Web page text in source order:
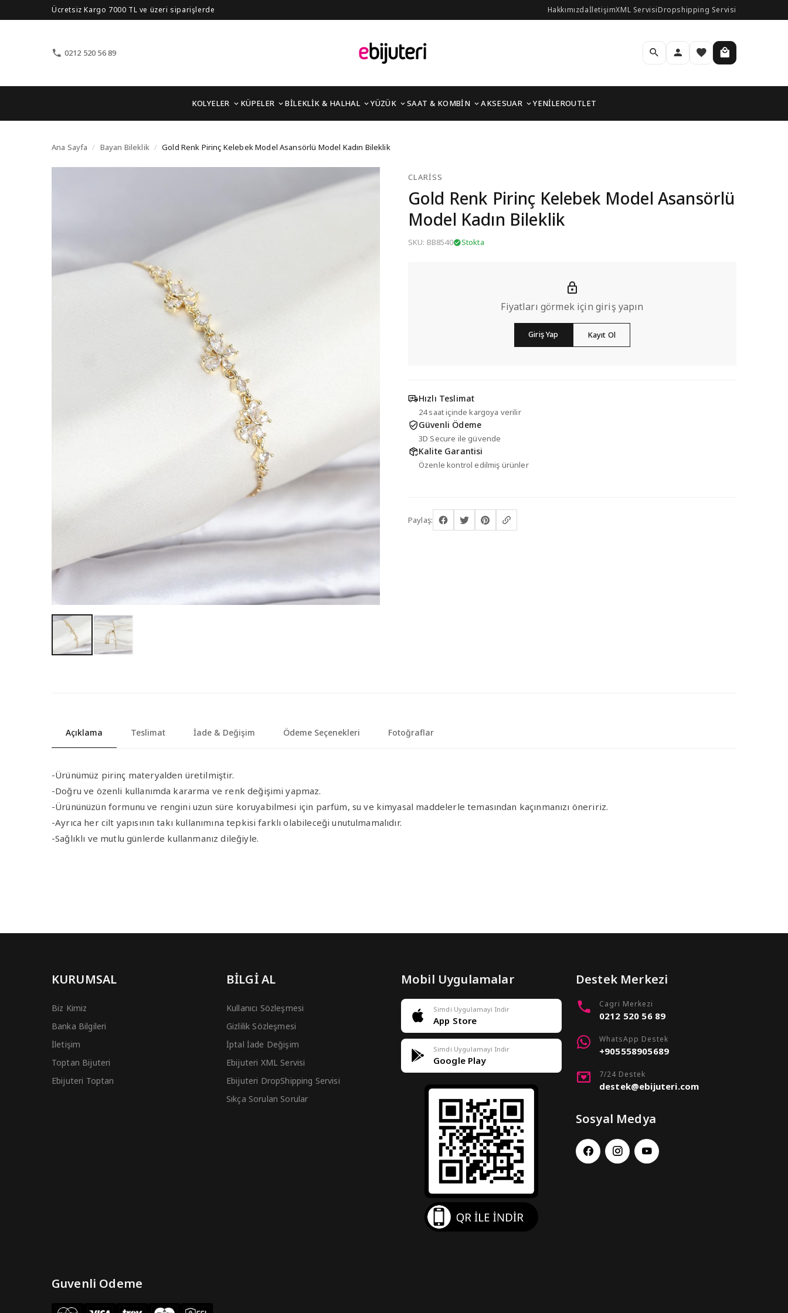
Ücretsiz Kargo 7000 TL ve üzeri siparişlerde HakkımızdaİletişimXML ServisiDropshipping Servisi
0212 520 56 89
KOLYELER KÜPELER BİLEKLİK & HALHAL YÜZÜK SAAT & KOMBİN AKSESUAR YENİLEROUTLET
Gold Renk Pirinç Kelebek Model Asansörlü Model Kadın Bileklik
Ana Sayfa / Bayan Bileklik / Gold Renk Pirinç Kelebek Model Asansörlü Model Kadın Bileklik
CLARISS
Gold Renk Pirinç Kelebek Model Asansörlü
Model Kadın Bileklik
SKU: BB8540 Stokta
Fiyatları görmek için giriş yapın
Giriş Yap Kayıt Ol
Hızlı Teslimat
24 saat içinde kargoya verilir
Güvenli Ödeme
3D Secure ile güvende
Kalite Garantisi
Özenle kontrol edilmiş ürünler
Paylaş:
Açıklama Teslimat İade & Değişim Ödeme Seçenekleri Fotoğraflar
-Ürünümüz pirinç materyalden üretilmiştir.
-Doğru ve özenli kullanımda kararma ve renk değişimi yapmaz.
-Ürününüzün formunu ve rengini uzun süre koruyabilmesi için parfüm, su ve kimyasal maddelerle temasından kaçınmanızı öneririz.
-Ayrıca her cilt yapısının takı kullanımına tepkisi farklı olabileceği unutulmamalıdır.
-Sağlıklı ve mutlu günlerde kullanmanız dileğiyle.
KURUMSAL
Biz Kimiz
Banka Bilgileri
İletişim
Toptan Bijuteri
Ebijuteri Toptan
BİLGİ AL
Kullanıcı Sözleşmesi
Gizlilik Sözleşmesi
İptal İade Değişim
Ebijuteri XML Servisi
Ebijuteri DropShipping Servisi
Sıkça Sorulan Sorular
Mobil Uygulamalar
Simdi Uygulamayi Indir
App Store
Simdi Uygulamayi Indir
Google Play
Destek Merkezi
Cagri Merkezi
0212 520 56 89
WhatsApp Destek
+905558905689
7/24 Destek
destek@ebijuteri.com
Sosyal Medya
Guvenli Odeme